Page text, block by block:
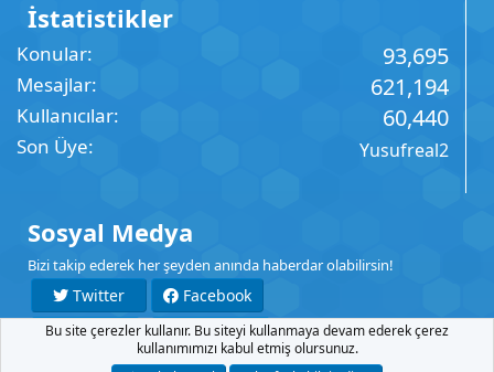
İstatistikler
Konular 93,695
Mesajlar 621,194
Kullanıcılar 60,440
Son Üye Yusufreal2
Sosyal Medya
Bizi takip ederek her şeyden anında haberdar olabilirsin!
Twitter
Facebook
YouTube
Instagram
Bu site çerezler kullanır. Bu siteyi kullanmaya devam ederek çerez
kullanımımızı kabul etmiş olursunuz.